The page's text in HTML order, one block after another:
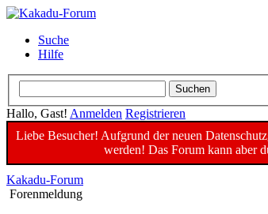
Suche
Hilfe
Hallo, Gast! Anmelden Registrieren
Liebe Besucher! Aufgrund der neuen
werden! Das Forum kann aber
Kakadu-Forum
Forenmeldung